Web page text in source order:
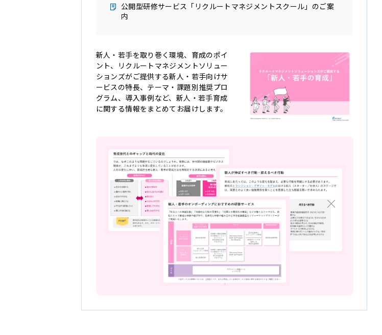
公開型研修サービス「リクルートマネジメントスクール」のご案
内
新人・若手を取り巻く環境、育成のポイ
ント、リクルートマネジメントソリュー
ションズがご提供する新人・若手向けサ
ービスの特長、テーマ・課題別推奨プロ
グラム、導入事例など、新人・若手育成
に関する情報をまとめてお届けします。